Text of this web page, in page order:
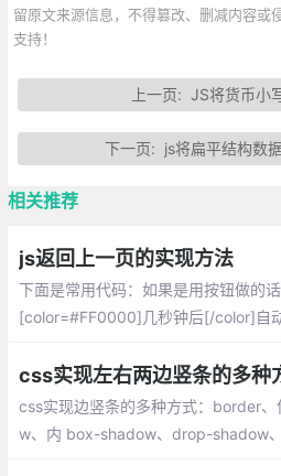
留原文来源信息，不得篡改、删减内容或
支持！
上一页:JS将货币小
下一页: js将扁平结构数
相关推荐
js返回上一页的实现方法
下面是常用代码：如果是用按钮做的
[color=#FF0000]几秒钟后[/color]自
css实现左右两边竖条的多种
css实现边竖条的多种方式：border
w、内 box-shadow、drop-shadow